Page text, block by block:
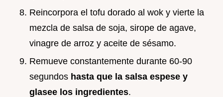
Reincorpora el tofu dorado al wok y vierte la
mezcla de salsa de soja, sirope de agave,
vinagre de arroz y aceite de sésamo.
Remueve constantemente durante 60-90
segundos hasta que la salsa espese y
glasee los ingredientes.